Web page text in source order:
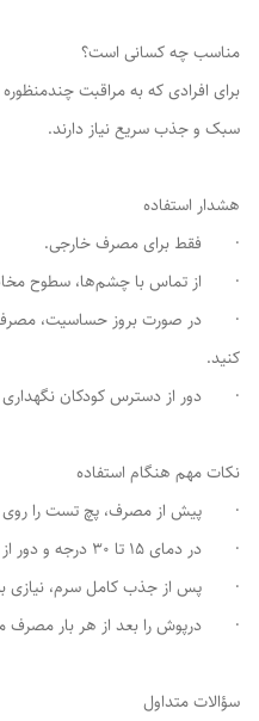
مناسب چه کسانی است؟
برای افرادی که به مراقبت
سبک و جذب سریع نیاز دارند.
هشدار استفاده
· فقط برای مصرف خارجی.
· از تماس با چشم‌ها، سطوح
· در صورت بروز حساسیت، مصرف
کنید.
· دور از دسترس کودکان
نکات مهم هنگام استفاده
· پیش از مصرف، پچ تست را روی
· در دمای 15 تا 30 درجه و دور از نور مستقیم آفتاب نگهداری کنید.
· پس از جذب کامل سرم، نیازی
· درپوش را بعد از هر بار مصرف
سؤالات متداول